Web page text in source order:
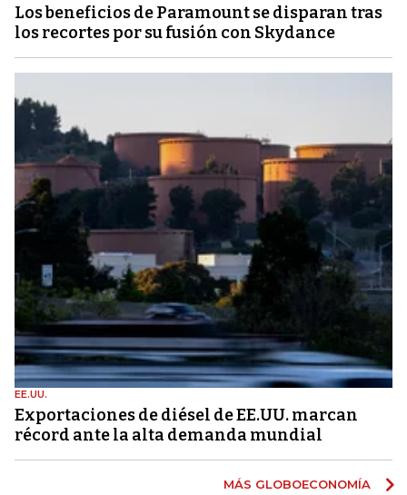
Los beneficios de Paramount se disparan tras
los recortes por su fusión con Skydance
EE.UU.
Exportaciones de diésel de EE.UU. marcan
récord ante la alta demanda mundial
MÁS GLOBOECONOMÍA